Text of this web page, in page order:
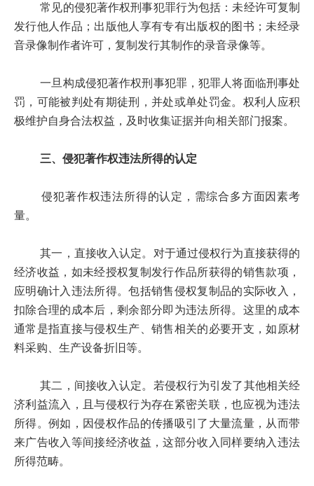
常见的侵犯著作权刑事犯罪行为包括：未经许可复制
发行他人作品；出版他人享有专有出版权的图书；未经录
音录像制作者许可，复制发行其制作的录音录像等。
一旦构成侵犯著作权刑事犯罪，犯罪人将面临刑事处
罚，可能被判处有期徒刑，并处或单处罚金。权利人应积
极维护自身合法权益，及时收集证据并向相关部门报案。
三、侵犯著作权违法所得的认定
侵犯著作权违法所得的认定，需综合多方面因素考
量。
其一，直接收入认定。对于通过侵权行为直接获得的
经济收益，如未经授权复制发行作品所获得的销售款项，
应明确计入违法所得。包括销售侵权复制品的实际收入，
扣除合理的成本后，剩余部分即为违法所得。这里的成本
通常是指直接与侵权生产、销售相关的必要开支，如原材
料采购、生产设备折旧等。
其二，间接收入认定。若侵权行为引发了其他相关经
济利益流入，且与侵权行为存在紧密关联，也应视为违法
所得。例如，因侵权作品的传播吸引了大量流量，从而带
来广告收入等间接经济收益，这部分收入同样要纳入违法
所得范畴。